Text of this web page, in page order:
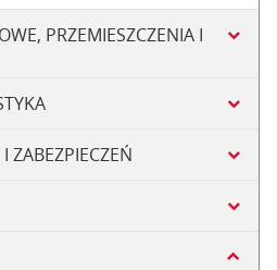
PRZEMIESZCZENIA I
ZABEZPIECZEŃ